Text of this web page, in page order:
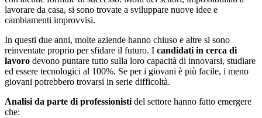
lavorare da casa, si sono trovate a sviluppare nuove idee e
cambiamenti improvvisi.
In questi due anni, molte aziende hanno chiuso e altre si sono
reinventate proprio per sfidare il futuro. I candidati in cerca di
lavoro devono puntare tutto sulla loro capacità di innovarsi, studiare
ed essere tecnologici al 100%. Se per i giovani è più facile, i meno
giovani potrebbero trovarsi in serie difficoltà.
Analisi da parte di professionistidel settore hanno fatto emergere
che: